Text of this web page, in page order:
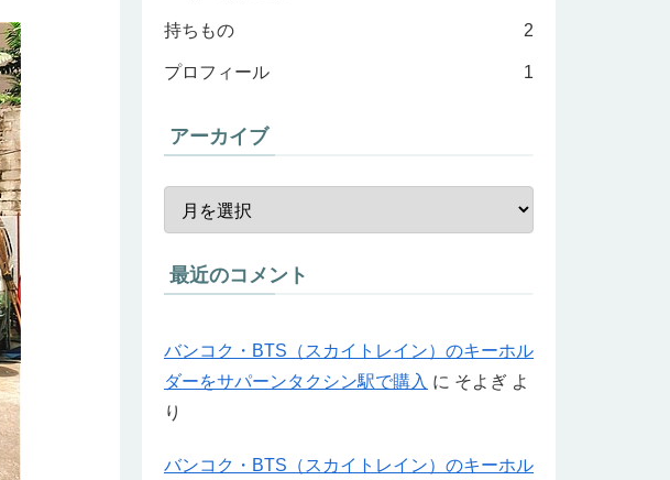
持ちもの 2
プロフィール 1
アーカイブ
最近のコメント
バンコク・BTS（スカイトレイン）のキーホル
ダーをサパーンタクシン駅で購入 に そよぎ よ
り
バンコク・BTS（スカイトレイン）のキーホル